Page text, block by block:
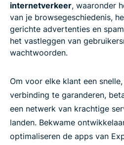
internetverkeer, waaronder
van je browsegeschiedenis,
gerichte advertenties en
het vastleggen van
wachtwoorden.
Om voor elke klant een
verbinding te garanderen,
een netwerk van krachtige
landen. Bekwame
optimaliseren de apps van